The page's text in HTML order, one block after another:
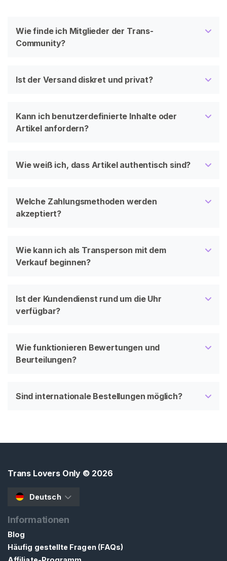
Wie finde ich Mitglieder der Trans-
Community?
Ist der Versand diskret und privat?
Kann ich benutzerdefinierte Inhalte oder
Artikel anfordern?
Wie weiß ich, dass Artikel authentisch sind?
Welche Zahlungsmethoden werden
akzeptiert?
Wie kann ich als Transperson mit dem
Verkauf beginnen?
Ist der Kundendienst rund um die Uhr
verfügbar?
Wie funktionieren Bewertungen und
Beurteilungen?
Sind internationale Bestellungen möglich?
Trans Lovers Only © 2026
Deutsch
Informationen
Blog
Häufig gestellte Fragen (FAQs)